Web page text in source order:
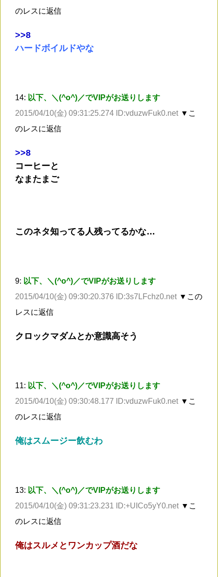
のレスに返信
>>8
ハードボイルドやな
14: 以下、＼(^o^)／でVIPがお送りします
2015/04/10(金) 09:31:25.274 ID:vduzwFuk0.net ▼こ
のレスに返信
>>8
コーヒーと
なまたまご
このネタ知ってる人残ってるかな…
9: 以下、＼(^o^)／でVIPがお送りします
2015/04/10(金) 09:30:20.376 ID:3s7LFchz0.net ▼この
レスに返信
クロックマダムとか意識高そう
11: 以下、＼(^o^)／でVIPがお送りします
2015/04/10(金) 09:30:48.177 ID:vduzwFuk0.net ▼こ
のレスに返信
俺はスムージー飲むわ
13: 以下、＼(^o^)／でVIPがお送りします
2015/04/10(金) 09:31:23.231 ID:+UICo5yY0.net ▼こ
のレスに返信
俺はスルメとワンカップ酒だな